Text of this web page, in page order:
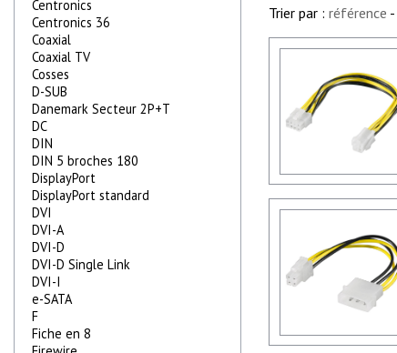
Centronics
Centronics 36
Coaxial
Coaxial TV
Cosses
D-SUB
Danemark Secteur 2P+T
DC
DIN
DIN 5 broches 180
DisplayPort
DisplayPort standard
DVI
DVI-A
DVI-D
DVI-D Single Link
DVI-I
e-SATA
F
Fiche en 8
Trier par : référence -